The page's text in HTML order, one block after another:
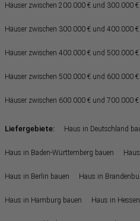
Häuser zwischen 200.000 € und 300.000 €
Häuser zwischen 300.000 € und 400.000 €
Häuser zwischen 400.000 € und 500.000 €
Häuser zwischen 500.000 € und 600.000 €
Häuser zwischen 600.000 € und 700.000 €
Liefergebiete: Haus in Deutschland
Haus in Baden-Württemberg bauen
Haus in Berlin bauen Haus in
Haus in Hamburg bauen Haus in